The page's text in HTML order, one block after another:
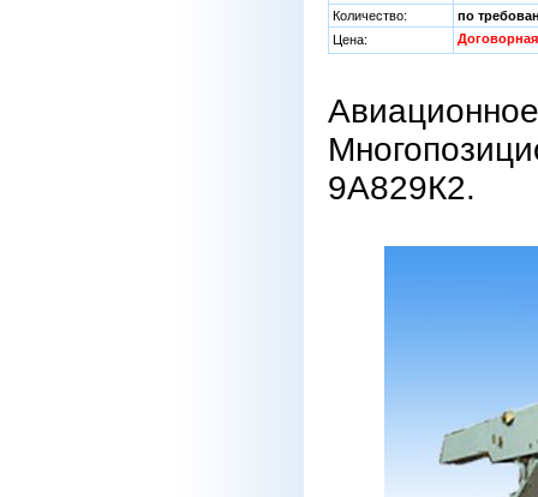
Количество:
по
Цена:
Договорная
9А829К2.